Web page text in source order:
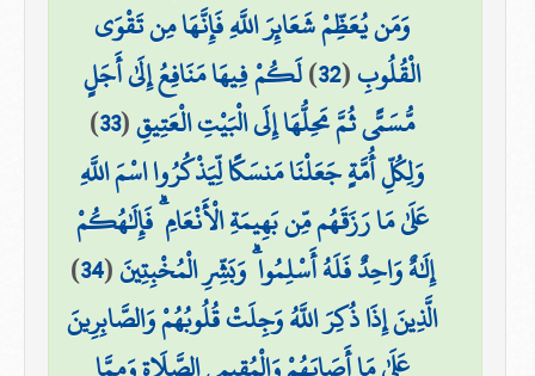
وَمَن يُعَظِّمْ شَعَائِرَ اللَّهِ فَإِنَّهَا مِن تَقْوَى
الْقُلُوبِ(
32
)لَكُمْ فِيهَا مَنَافِعُ إِلَىٰ أَجَلٍ
مُّسَمًّى ثُمَّ مَحِلُّهَا إِلَى الْبَيْتِ الْعَتِيقِ(
33
)
وَلِكُلِّ أُمَّةٍ جَعَلْنَا مَنسَكًا لِّيَذْكُرُوا اسْمَ اللَّهِ
عَلَىٰ مَا رَزَقَهُم مِّن بَهِيمَةِ الْأَنْعَامِ ۗ فَإِلَٰهُكُمْ
إِلَٰهٌ وَاحِدٌ فَلَهُ أَسْلِمُوا ۗ وَبَشِّرِ الْمُخْبِتِينَ(
34
)
الَّذِينَ إِذَا ذُكِرَ اللَّهُ وَجِلَتْ قُلُوبُهُمْ وَالصَّابِرِينَ